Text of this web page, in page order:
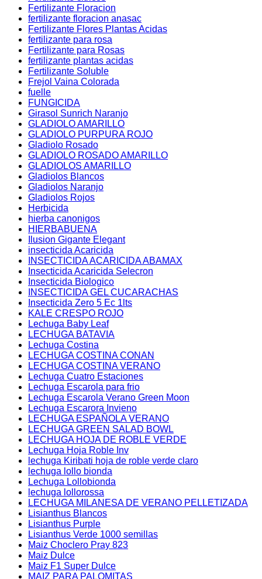
Fertilizante Floracion
fertilizante floracion anasac
Fertilizante Flores Plantas Acidas
fertilizante para rosa
Fertilizante para Rosas
fertilizante plantas acidas
Fertilizante Soluble
Frejol Vaina Colorada
fuelle
FUNGICIDA
Girasol Sunrich Naranjo
GLADIOLO AMARILLO
GLADIOLO PURPURA ROJO
Gladiolo Rosado
GLADIOLO ROSADO AMARILLO
GLADIOLOS AMARILLO
Gladiolos Blancos
Gladiolos Naranjo
Gladiolos Rojos
Herbicida
hierba canonigos
HIERBABUENA
Ilusion Gigante Elegant
insecticida Acaricida
INSECTICIDA ACARICIDA ABAMAX
Insecticida Acaricida Selecron
Insecticida Biologico
INSECTICIDA GEL CUCARACHAS
Insecticida Zero 5 Ec 1lts
KALE CRESPO ROJO
Lechuga Baby Leaf
LECHUGA BATAVIA
Lechuga Costina
LECHUGA COSTINA CONAN
LECHUGA COSTINA VERANO
Lechuga Cuatro Estaciones
Lechuga Escarola para frio
Lechuga Escarola Verano Green Moon
Lechuga Escarora Invieno
LECHUGA ESPAÑOLA VERANO
LECHUGA GREEN SALAD BOWL
LECHUGA HOJA DE ROBLE VERDE
Lechuga Hoja Roble Inv
lechuga Kiribati hoja de roble verde claro
lechuga lollo bionda
Lechuga Lollobionda
lechuga lollorossa
LECHUGA MILANESA DE VERANO PELLETIZADA
Lisianthus Blancos
Lisianthus Purple
Lisianthus Verde 1000 semillas
Maiz Choclero Pray 823
Maiz Dulce
Maiz F1 Super Dulce
MAIZ PARA PALOMITAS